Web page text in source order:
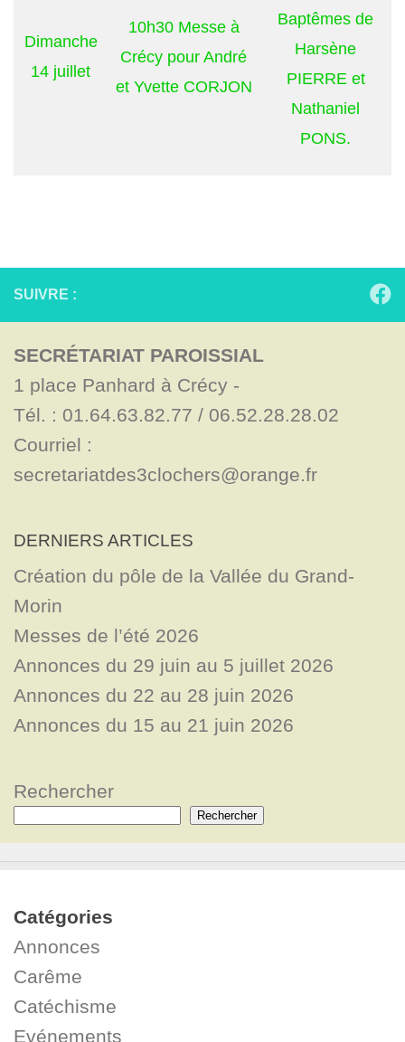
Dimanche
14 juillet
10h30 Messe à
Crécy pour André
et Yvette CORJON
Baptêmes de
Harsène
PIERRE et
Nathaniel
PONS.
SUIVRE :
SECRÉTARIAT PAROISSIAL
1 place Panhard à Crécy -
Tél. : 01.64.63.82.77 / 06.52.28.28.02
Courriel :
secretariatdes3clochers@orange.fr
DERNIERS ARTICLES
Création du pôle de la Vallée du Grand-
Morin
Messes de l’été 2026
Annonces du 29 juin au 5 juillet 2026
Annonces du 22 au 28 juin 2026
Annonces du 15 au 21 juin 2026
Rechercher
Rechercher
Catégories
Annonces
Carême
Catéchisme
Evénements